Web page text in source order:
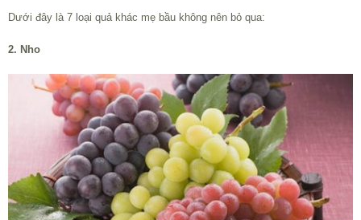
Dưới đây là 7 loại quả khác mẹ bầu không nên bỏ qua:
2. Nho